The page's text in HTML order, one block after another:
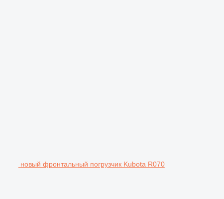
новый фронтальный погрузчик Kubota R070